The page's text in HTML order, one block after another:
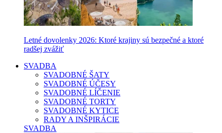
Letné dovolenky 2026: Ktoré krajiny sú bezpečné a ktoré
radšej zvážiť
SVADBA
SVADOBNÉ ŠATY
SVADOBNÉ ÚČESY
SVADOBNÉ LÍČENIE
SVADOBNÉ TORTY
SVADOBNÉ KYTICE
RADY A INŠPIRÁCIE
SVADBA